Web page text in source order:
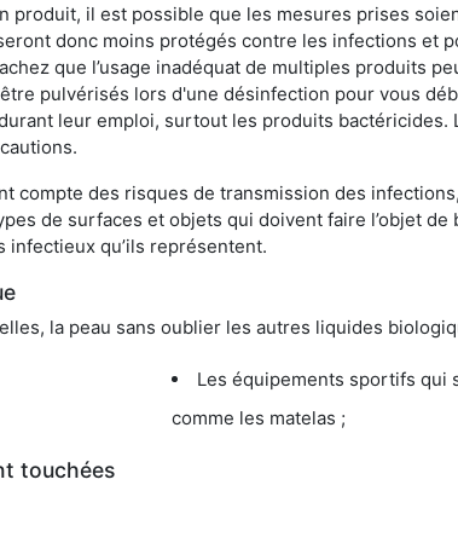
produit, il est possible que les mesures prises
donc moins protégés contre les infections et
que l’usage inadéquat de multiples produits
pulvérisés lors d'une désinfection pour vous
leur emploi, surtout les produits bactéricides.
compte des risques de transmission des
de surfaces et objets qui doivent faire l’objet
infectieux qu’ils représentent.
la peau sans oublier les autres liquides
Les équipements sportifs qui
comme les matelas ;
touchées